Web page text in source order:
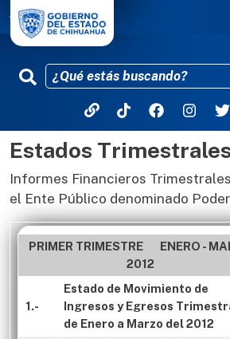
Pasar al
Estados
Informes Financieros
el Ente Público denominado
PRIMER TRIMESTRE ENERO -
2012
1.-
Estado de Movimiento de
Ingresos y Egresos
de Enero a Marzo del 2012